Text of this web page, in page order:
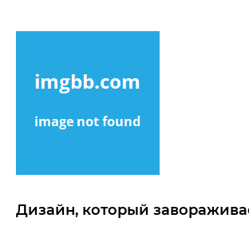
Дизайн, который